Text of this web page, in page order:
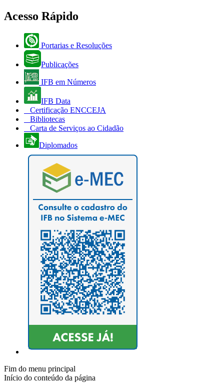
Acesso Rápido
Portarias e Resoluções
Publicações
IFB em Números
IFB Data
Certificação ENCCEJA
Bibliotecas
Carta de Serviços ao Cidadão
Diplomados
Fim do menu principal
Início do conteúdo da página